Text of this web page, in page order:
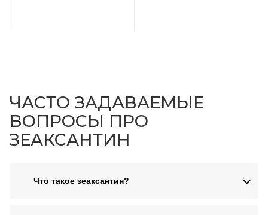
ЧАСТО ЗАДАВАЕМЫЕ
ВОПРОСЫ ПРО
ЗЕАКСАНТИН
Что такое зеаксантин?